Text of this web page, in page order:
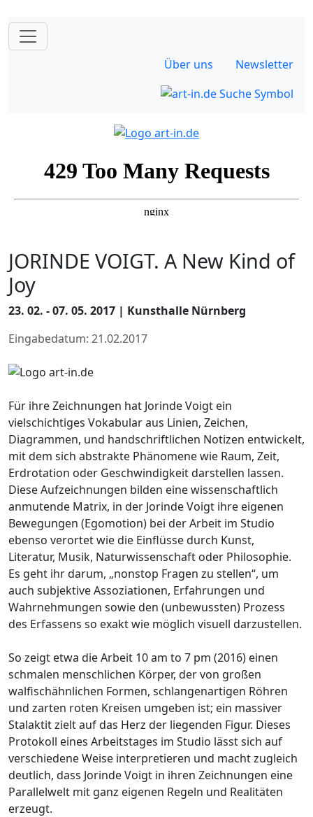
Über uns Newsletter
JORINDE VOIGT. A New Kind of
Joy
23. 02. - 07. 05. 2017 | Kunsthalle Nürnberg
Eingabedatum: 21.02.2017
Für ihre Zeichnungen hat Jorinde Voigt ein
vielschichtiges Vokabular aus Linien, Zeichen,
Diagrammen, und handschriftlichen Notizen entwickelt,
mit dem sich abstrakte Phänomene wie Raum, Zeit,
Erdrotation oder Geschwindigkeit darstellen lassen.
Diese Aufzeichnungen bilden eine wissenschaftlich
anmutende Matrix, in der Jorinde Voigt ihre eigenen
Bewegungen (Egomotion) bei der Arbeit im Studio
ebenso verortet wie die Einflüsse durch Kunst,
Literatur, Musik, Naturwissenschaft oder Philosophie.
Es geht ihr darum, „nonstop Fragen zu stellen“, um
auch subjektive Assoziationen, Erfahrungen und
Wahrnehmungen sowie den (unbewussten) Prozess
des Erfassens so exakt wie möglich visuell darzustellen.
So zeigt etwa die Arbeit 10 am to 7 pm (2016) einen
schmalen menschlichen Körper, der von großen
walfischähnlichen Formen, schlangenartigen Röhren
und zarten roten Kreisen umgeben ist; ein massiver
Stalaktit zielt auf das Herz der liegenden Figur. Dieses
Protokoll eines Arbeitstages im Studio lässt sich auf
verschiedene Weise interpretieren und macht zugleich
deutlich, dass Jorinde Voigt in ihren Zeichnungen eine
Parallelwelt mit ganz eigenen Regeln und Realitäten
erzeugt.